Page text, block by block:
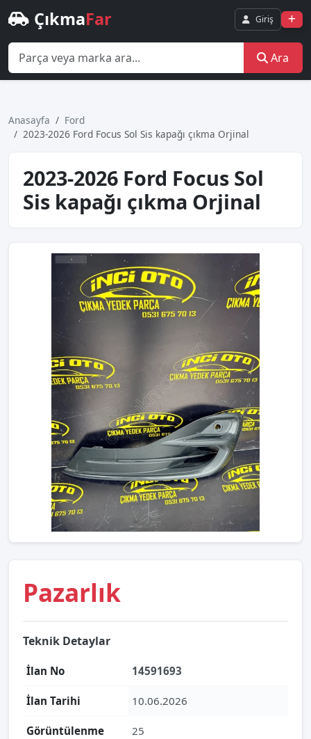
ÇıkmaFar Giriş
Ara
Anasayfa
Ford
2023-2026 Ford Focus Sol Sis kapağı çıkma Orjinal
2023-2026 Ford Focus Sol
Sis kapağı çıkma Orjinal
Pazarlık
Teknik Detaylar
İlan No 14591693
İlan Tarihi 10.06.2026
Görüntülenme 25